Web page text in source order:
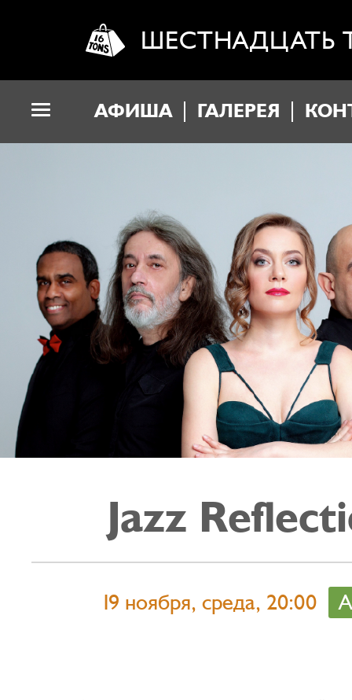
ШЕСТНАДЦАТЬ
АФИША ГАЛЕРЕЯ
Jazz
19 ноября, среда, 20:00